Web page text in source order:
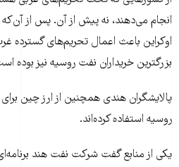
اوکراین باعث اعمال تحریم‌های گسترده
بزرگترین خریداران نفت روسیه نیز بوده
پالایشگران هندی همچنین از ارز چین
روسیه استفاده کرده‌اند.
یکی از منابع گفت شرکت نفت هند